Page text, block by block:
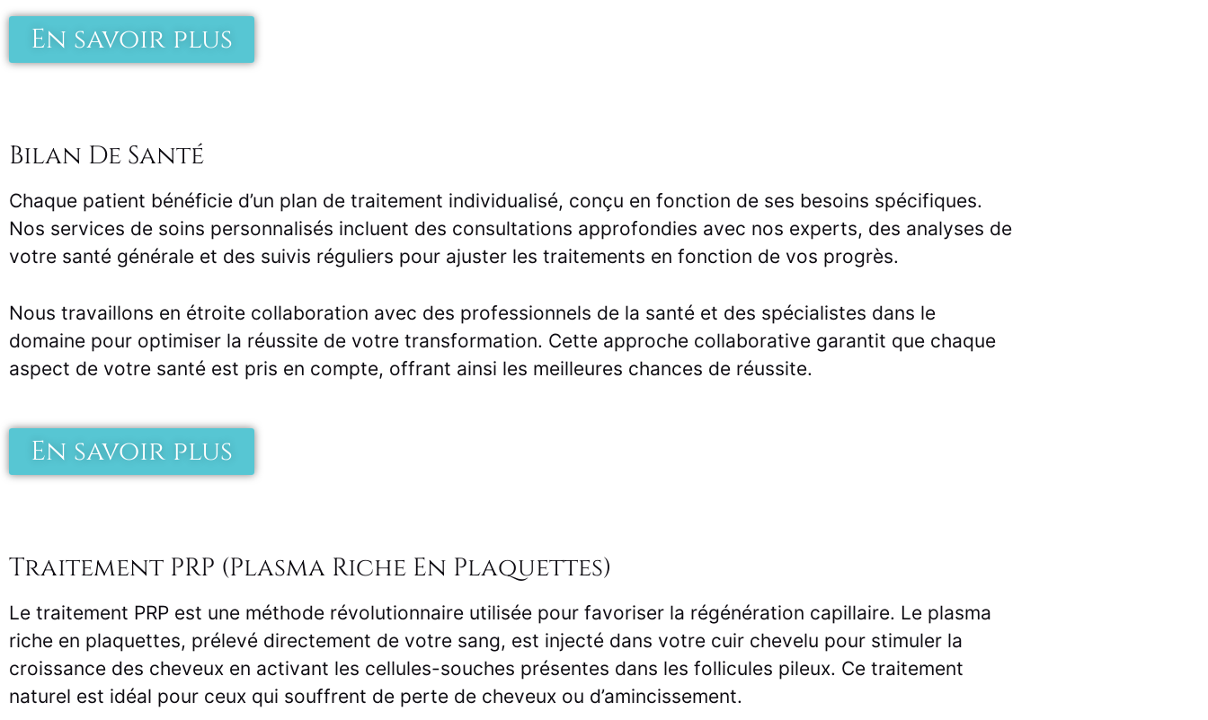
En savoir plus
Bilan De Santé
Chaque patient bénéficie d’un plan de traitement individualisé, conçu en fonction de ses besoins spécifiques.
Nos services de soins personnalisés incluent des consultations approfondies avec nos experts, des analyses de
votre santé générale et des suivis réguliers pour ajuster les traitements en fonction de vos progrès.
Nous travaillons en étroite collaboration avec des professionnels de la santé et des spécialistes dans le
domaine pour optimiser la réussite de votre transformation. Cette approche collaborative garantit que chaque
aspect de votre santé est pris en compte, offrant ainsi les meilleures chances de réussite.
En savoir plus
Traitement PRP (Plasma Riche En Plaquettes)
Le traitement PRP est une méthode révolutionnaire utilisée pour favoriser la régénération capillaire. Le plasma
riche en plaquettes, prélevé directement de votre sang, est injecté dans votre cuir chevelu pour stimuler la
croissance des cheveux en activant les cellules-souches présentes dans les follicules pileux. Ce traitement
naturel est idéal pour ceux qui souffrent de perte de cheveux ou d’amincissement.